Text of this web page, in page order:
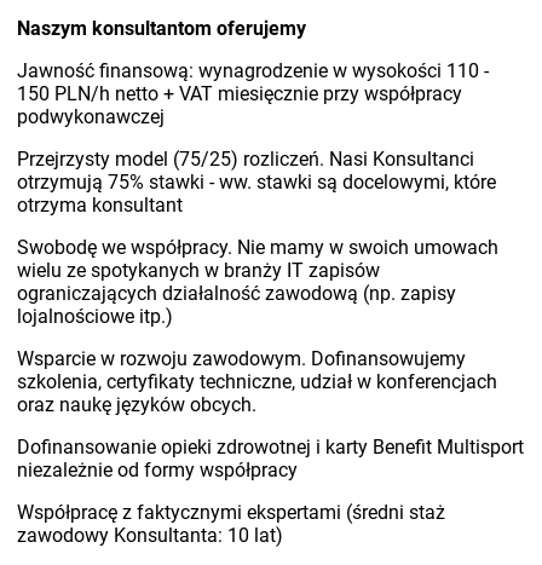
Naszym konsultantom oferujemy
Jawność finansową: wynagrodzenie w wysokości 110 -
150 PLN/h netto + VAT miesięcznie przy współpracy
podwykonawczej
Przejrzysty model (75/25) rozliczeń. Nasi Konsultanci
otrzymują 75% stawki - ww. stawki są docelowymi, które
otrzyma konsultant
Swobodę we współpracy. Nie mamy w swoich umowach
wielu ze spotykanych w branży IT zapisów
ograniczających działalność zawodową (np. zapisy
lojalnościowe itp.)
Wsparcie w rozwoju zawodowym. Dofinansowujemy
szkolenia, certyfikaty techniczne, udział w konferencjach
oraz naukę języków obcych.
Dofinansowanie opieki zdrowotnej i karty Benefit Multisport
niezależnie od formy współpracy
Współpracę z faktycznymi ekspertami (średni staż
zawodowy Konsultanta: 10 lat)